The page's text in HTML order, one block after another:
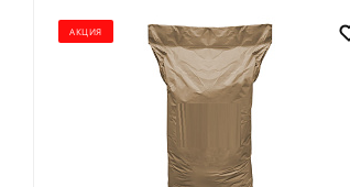
АКЦИЯ